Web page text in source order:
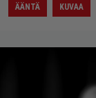
ÄÄNTÄ KUVAA